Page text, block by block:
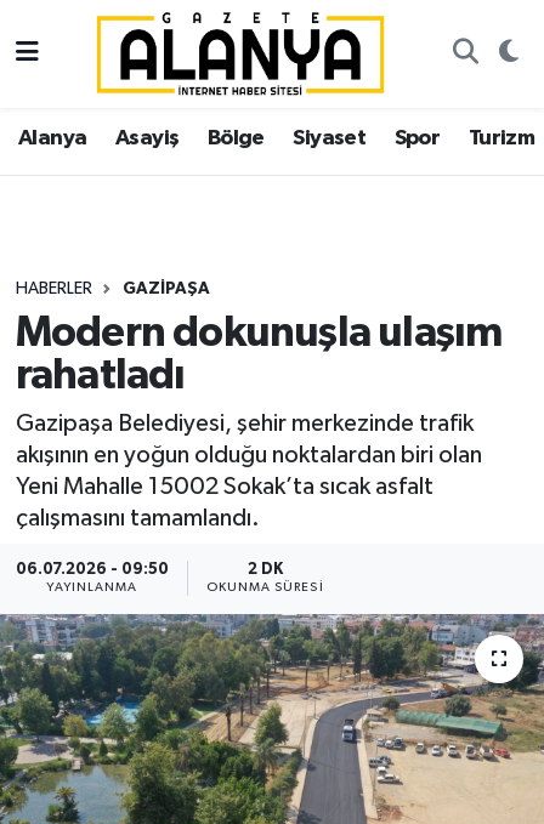
Alanya Asayiş Bölge Siyaset Spor Turizm
HABERLER GAZIPAŞA
Modern dokunuşla ulaşım
rahatladı
Gazipaşa Belediyesi, şehir merkezinde trafik
akışının en yoğun olduğu noktalardan biri olan
Yeni Mahalle 15002 Sokak’ta sıcak asfalt
çalışmasını tamamlandı.
06.07.2026 - 09:50
YAYINLANMA
2 DK
OKUNMA SÜRESI
Alanya
Asayiş
Siyaset
Spor
Ekonomi
Gazipaşa
İstanbul Nöbetçi Eczaneler
İstanbul Hava Durumu
Süper Lig Puan Durumu ve Fikstür
Tüm Manşetler
Haber Arşivi